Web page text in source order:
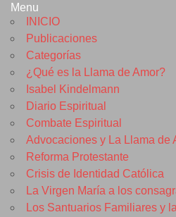
Menu
INICIO
Publicaciones
Categorías
¿Qué es la Llama de Amor?
Isabel Kindelmann
Diario Espiritual
Combate Espiritual
Advocaciones y La Llama de
Reforma Protestante
Crisis de Identidad Católica
La Virgen María a los
Los Santuarios Familiares y